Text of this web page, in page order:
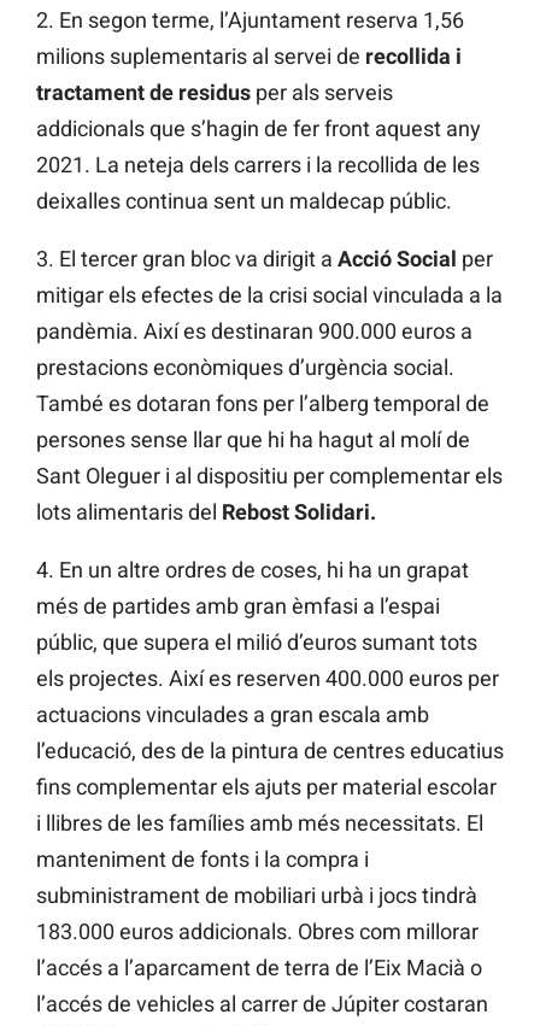
2. En segon terme, l’Ajuntament reserva 1,56
milions suplementaris al servei de recollida i
tractament de residus per als serveis
addicionals que s’hagin de fer front aquest any
2021. La neteja dels carrers i la recollida de les
deixalles continua sent un maldecap públic.
3. El tercer gran bloc va dirigit a Acció Social per
mitigar els efectes de la crisi social vinculada a la
pandèmia. Així es destinaran 900.000 euros a
prestacions econòmiques d’urgència social.
També es dotaran fons per l’alberg temporal de
persones sense llar que hi ha hagut al molí de
Sant Oleguer i al dispositiu per complementar els
lots alimentaris del Rebost Solidari.
4. En un altre ordres de coses, hi ha un grapat
més de partides amb gran èmfasi a l’espai
públic, que supera el milió d’euros sumant tots
els projectes. Així es reserven 400.000 euros per
actuacions vinculades a gran escala amb
l’educació, des de la pintura de centres educatius
fins complementar els ajuts per material escolar
i llibres de les famílies amb més necessitats. El
manteniment de fonts i la compra i
subministrament de mobiliari urbà i jocs tindrà
183.000 euros addicionals. Obres com millorar
l’accés a l’aparcament de terra de l’Eix Macià o
l’accés de vehicles al carrer de Júpiter costaran